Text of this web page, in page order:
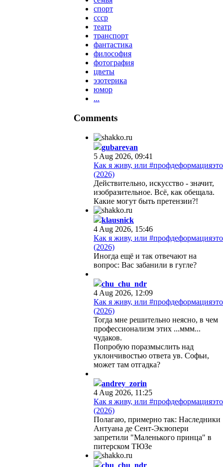
спорт
ссср
театр
транспорт
фантастика
философия
фотография
цветы
эзотерика
юмор
...
Comments
gubarevan
5 Aug 2026, 09:41
Как я живу, или #профдеформацияэто
(2026)
Действительно, искусство - значит,
изобразительное. Всё, как обещала.
Какие могут быть претензии?!
klausnick
4 Aug 2026, 15:46
Как я живу, или #профдеформацияэто
(2026)
Иногда ещё и так отвечают на
вопрос: Вас забанили в гугле?
chu_chu_ndr
4 Aug 2026, 12:09
Как я живу, или #профдеформацияэто
(2026)
Тогда мне решительно неясно, в чем
профессионализм этих ...ммм...
чудаков.
Попробую поразмыслить над
уклончивостью ответа ув. Софьи,
может там отгадка?
andrey_zorin
4 Aug 2026, 11:25
Как я живу, или #профдеформацияэто
(2026)
Полагаю, примерно так: Наследники
Антуана де Сент-Экзюпери
запретили "Маленького принца" в
питерском ТЮЗе
chu_chu_ndr